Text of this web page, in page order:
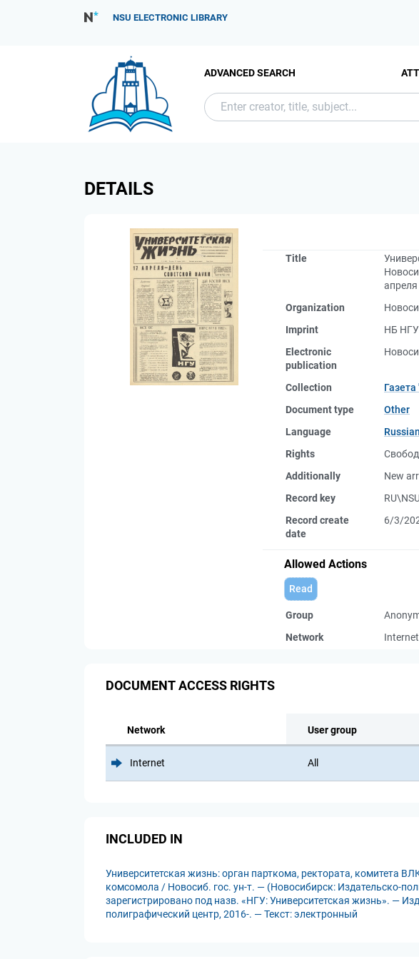
NSU ELECTRONIC LIBRARY
ADVANCED SEARCH
DETAILS
Title
апреля
Organization
Imprint
НБ НГУ
Electronic
publication
Collection
Document type
Other
Language
Russian
Rights
Additionally
New
Record key
Record create
date
6/3/
Allowed Actions
Read
Group
Network
Internet
DOCUMENT ACCESS RIGHTS
Network User group
Internet All
INCLUDED IN
Университетская жизнь: орган парткома, ректората, комитета
комсомола / Новосиб. гос. ун-т. — (Новосибирск: Издательско-
зарегистрировано под назв. «НГУ: Университетская жизнь». —
полиграфический центр, 2016-. — Текст: электронный